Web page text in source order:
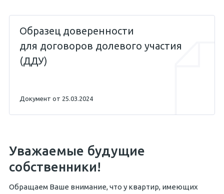
Образец доверенности
для договоров долевого участия
(ДДУ)
Документ от 25.03.2024
Уважаемые будущие
собственники!
Обращаем Ваше внимание, что у квартир, имеющих